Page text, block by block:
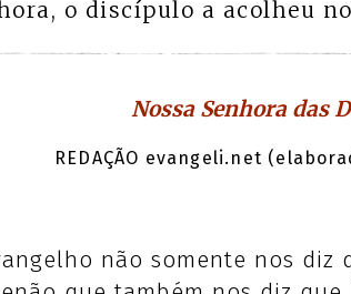
o discípulo a acolheu no
Nossa Senhora das
REDAÇÃO evangeli.net
não somente nos diz